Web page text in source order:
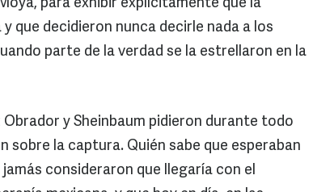
para exhibir explícitamente que la
que decidieron nunca decirle nada a los
parte de la verdad se la estrellaron en la
y Sheinbaum pidieron durante todo
la captura. Quién sabe que esperaban
consideraron que llegaría con el